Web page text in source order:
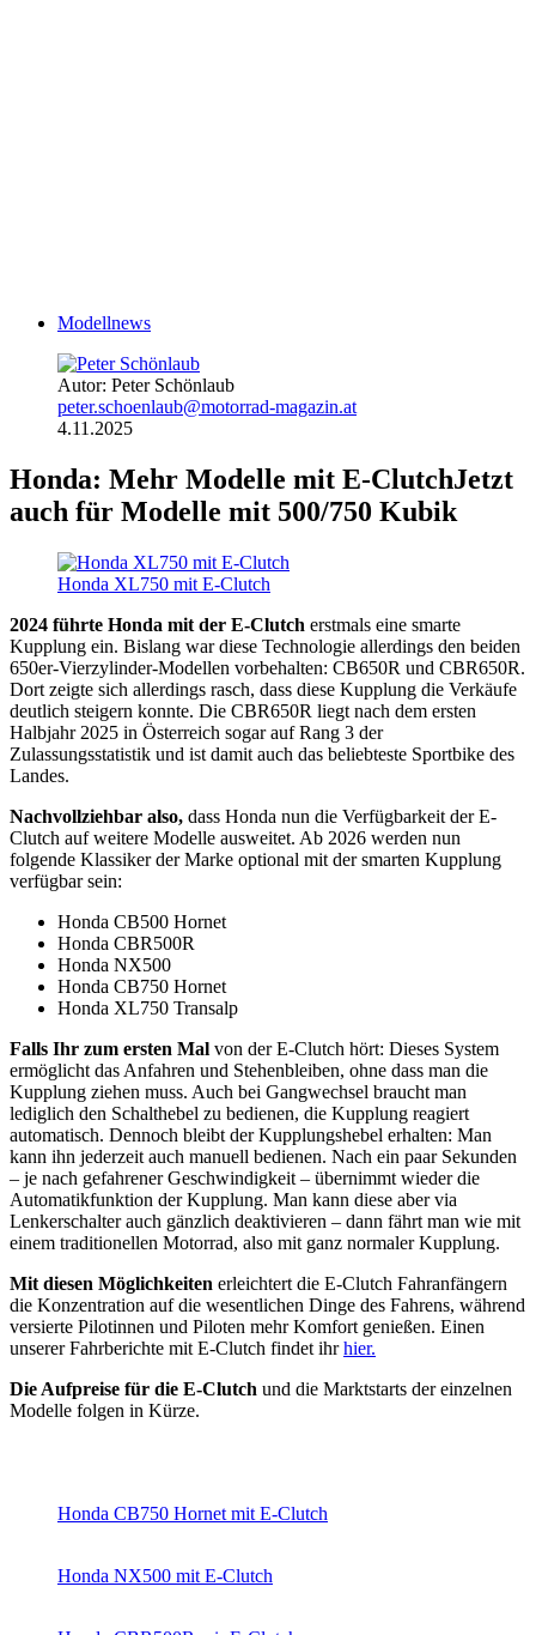
Modellnews
Autor: Peter Schönlaub
peter.schoenlaub@motorrad-magazin.at
4.11.2025
Honda: Mehr Modelle mit E-ClutchJetzt
auch für Modelle mit 500/750 Kubik
Honda XL750 mit E-Clutch
2024 führte Honda mit der E-Clutch erstmals eine smarte
Kupplung ein. Bislang war diese Technologie allerdings den beiden
650er-Vierzylinder-Modellen vorbehalten: CB650R und CBR650R.
Dort zeigte sich allerdings rasch, dass diese Kupplung die Verkäufe
deutlich steigern konnte. Die CBR650R liegt nach dem ersten
Halbjahr 2025 in Österreich sogar auf Rang 3 der
Zulassungsstatistik und ist damit auch das beliebteste Sportbike des
Landes.
Nachvollziehbar also, dass Honda nun die Verfügbarkeit der E-
Clutch auf weitere Modelle ausweitet. Ab 2026 werden nun
folgende Klassiker der Marke optional mit der smarten Kupplung
verfügbar sein:
Honda CB500 Hornet
Honda CBR500R
Honda NX500
Honda CB750 Hornet
Honda XL750 Transalp
Falls Ihr zum ersten Mal von der E-Clutch hört: Dieses System
ermöglicht das Anfahren und Stehenbleiben, ohne dass man die
Kupplung ziehen muss. Auch bei Gangwechsel braucht man
lediglich den Schalthebel zu bedienen, die Kupplung reagiert
automatisch. Dennoch bleibt der Kupplungshebel erhalten: Man
kann ihn jederzeit auch manuell bedienen. Nach ein paar Sekunden
– je nach gefahrener Geschwindigkeit – übernimmt wieder die
Automatikfunktion der Kupplung. Man kann diese aber via
Lenkerschalter auch gänzlich deaktivieren – dann fährt man wie mit
einem traditionellen Motorrad, also mit ganz normaler Kupplung.
Mit diesen Möglichkeiten erleichtert die E-Clutch Fahranfängern
die Konzentration auf die wesentlichen Dinge des Fahrens, während
versierte Pilotinnen und Piloten mehr Komfort genießen. Einen
unserer Fahrberichte mit E-Clutch findet ihrhier.
Die Aufpreise für die E-Clutch und die Marktstarts der einzelnen
Modelle folgen in Kürze.
Honda CB750 Hornet mit E-Clutch
Honda NX500 mit E-Clutch